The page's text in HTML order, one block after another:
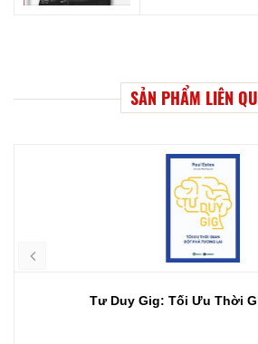
SẢN PHẨM LIÊN
Tư Duy Gig: Tối Ưu Thời